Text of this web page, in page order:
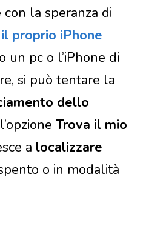
la speranza di
proprio iPhone
un pc o l’iPhone di
si può tentare la
dello
Trova il mio
a localizzare
o in modalità